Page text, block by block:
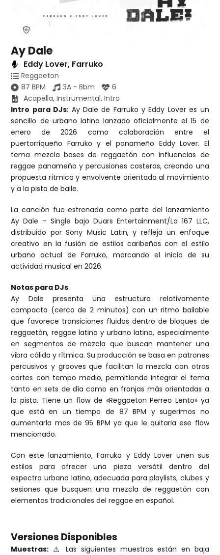
Ay Dale
Eddy Lover, Farruko
Reggaeton
87 BPM
3A - Bbm
6
Acapella,Instrumental,Intro
Intro para DJs: Ay Dale de Farruko y Eddy Lover es un
sencillo de urbano latino lanzado oficialmente el 15 de
enero de 2026 como colaboración entre el
puertorriqueño Farruko y el panameño Eddy Lover. El
tema mezcla bases de reggaetón con influencias de
reggae panameño y percusiones costeras, creando una
propuesta rítmica y envolvente orientada al movimiento
y a la pista de baile.
La canción fue estrenada como parte del lanzamiento
Ay Dale – Single bajo Duars Entertainment/La 167 LLC,
distribuido por Sony Music Latin, y refleja un enfoque
creativo en la fusión de estilos caribeños con el estilo
urbano actual de Farruko, marcando el inicio de su
actividad musical en 2026.
Notas para DJs:
Ay Dale presenta una estructura relativamente
compacta (cerca de 2 minutos) con un ritmo bailable
que favorece transiciones fluidas dentro de bloques de
reggaetón, reggae latino y urbano latino, especialmente
en segmentos de mezcla que buscan mantener una
vibra cálida y rítmica. Su producción se basa en patrones
percusivos y grooves que facilitan la mezcla con otros
cortes con tempo medio, permitiendo integrar el tema
tanto en sets de día como en franjas más orientadas a
la pista. Tiene un flow de «Reggaeton Perreo Lento» ya
que está en un tiempo de 87 BPM y sugerimos no
aumentarla mas de 95 BPM ya que le quitaria ese flow
mencionado.
Con este lanzamiento, Farruko y Eddy Lover unen sus
estilos para ofrecer una pieza versátil dentro del
espectro urbano latino, adecuada para playlists, clubes y
sesiones que busquen una mezcla de reggaetón con
elementos tradicionales del reggae en español.
Versiones Disponibles
Muestras: ⚠️ Las siguientes muestras están en baja